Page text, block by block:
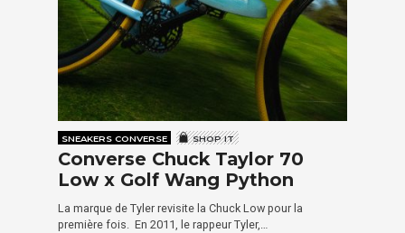
SNEAKERS CONVERSE SHOP IT
Converse Chuck Taylor 70
Low x Golf Wang Python
La marque de Tyler revisite la Chuck Low pour la
première fois. En 2011, le rappeur Tyler,…